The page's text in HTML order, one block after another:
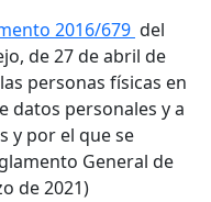
2016/679 del
de 27 de abril de
personas físicas en
datos personales y a
y por el que se
General de
de 2021)